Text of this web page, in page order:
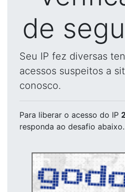
de
Seu IP fez diversas
acessos suspeitos a
conosco.
Para liberar o acesso do IP
responda ao desafio abaixo.